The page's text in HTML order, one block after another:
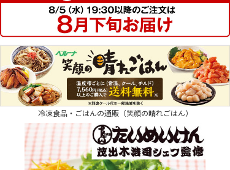
冷凍食品・ごはんの通販（笑顔の晴れごはん）